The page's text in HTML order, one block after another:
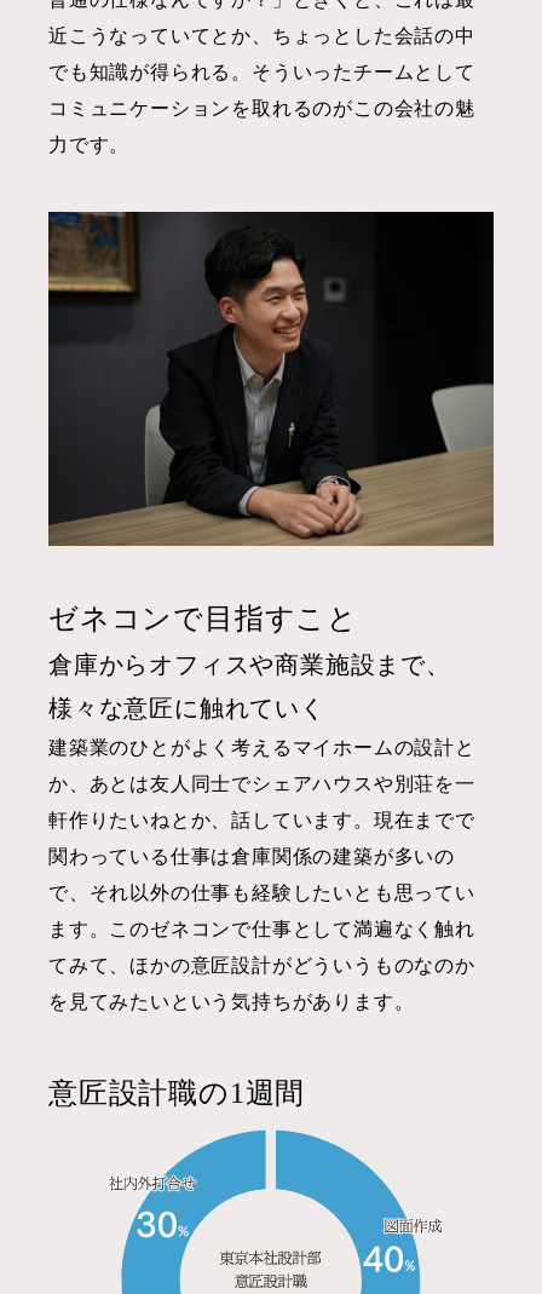
近こうなっていてとか、ちょっとした会話の中
でも知識が得られる。そういったチームとして
コミュニケーションを取れるのがこの会社の魅
力です。
ゼネコンで目指すこと
倉庫からオフィスや商業施設まで、
様々な意匠に触れていく
建築業のひとがよく考えるマイホームの設計と
か、あとは友人同士でシェアハウスや別荘を一
軒作りたいねとか、話しています。現在までで
関わっている仕事は倉庫関係の建築が多いの
で、それ以外の仕事も経験したいとも思ってい
ます。このゼネコンで仕事として満遍なく触れ
てみて、ほかの意匠設計がどういうものなのか
を見てみたいという気持ちがあります。
意匠設計職の1週間